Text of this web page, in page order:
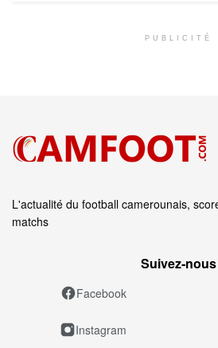
PUBLICITÉ
L'actualité du football camerounais,
matchs
Suivez‑nous
Facebook
Instagram